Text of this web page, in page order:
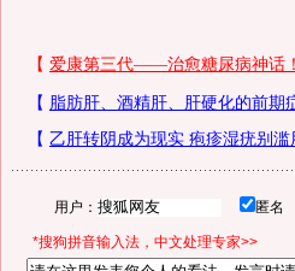
用户： 匿名
*搜狗拼音输入法，中文处理专家>>